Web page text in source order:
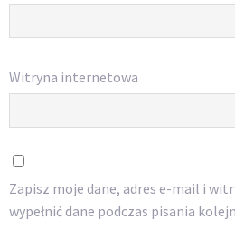
Witryna internetowa
Zapisz moje dane, adres e-mail i
wypełnić dane podczas pisania